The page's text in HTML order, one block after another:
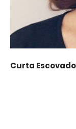
Curta